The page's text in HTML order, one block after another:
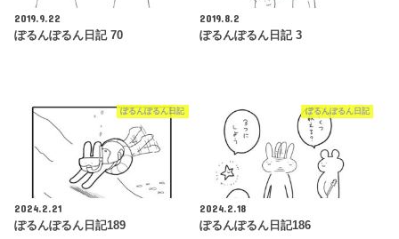
2019.9.22
ぽるんぽるん日記 70
2019.8.2
ぽるんぽるん日記 3
ぽるんぽるん日記
2024.2.21
ぽるんぽるん日記189
ぽるんぽるん日記
2024.2.18
ぽるんぽるん日記186